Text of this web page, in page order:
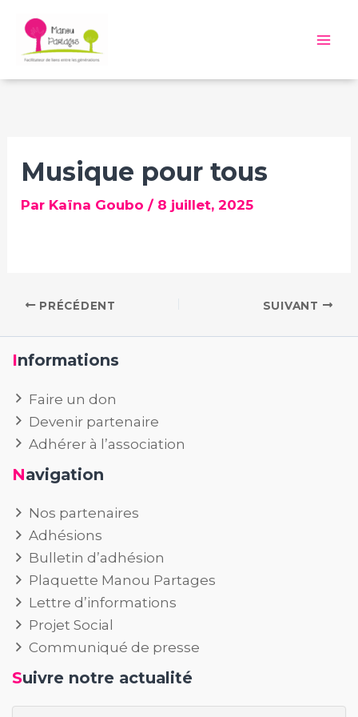
contenu
Musique pour tous
Par Kaïna Goubo/ 8 juillet, 2025
PRÉCÉDENT SUIVANT
Informations
Faire un don
Devenir partenaire
Adhérer à l’association
Navigation
Nos partenaires
Adhésions
Bulletin d’adhésion
Plaquette Manou Partages
Lettre d’informations
Projet Social
Communiqué de presse
Suivre notre actualité